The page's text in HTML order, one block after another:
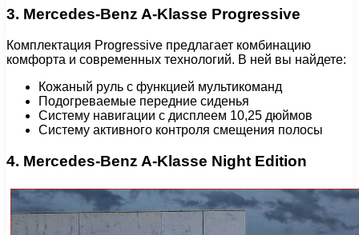
3. Mercedes-Benz A-Klasse Progressive
Комплектация Progressive предлагает комбинацию
комфорта и современных технологий. В ней вы найдете:
Кожаный руль с функцией мультикоманд
Подогреваемые передние сиденья
Систему навигации с дисплеем 10,25 дюймов
Систему активного контроля смещения полосы
4. Mercedes-Benz A-Klasse Night Edition